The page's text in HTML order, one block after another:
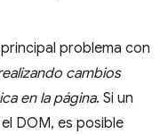
problema con
cambios
en la página. Si un
DOM, es posible